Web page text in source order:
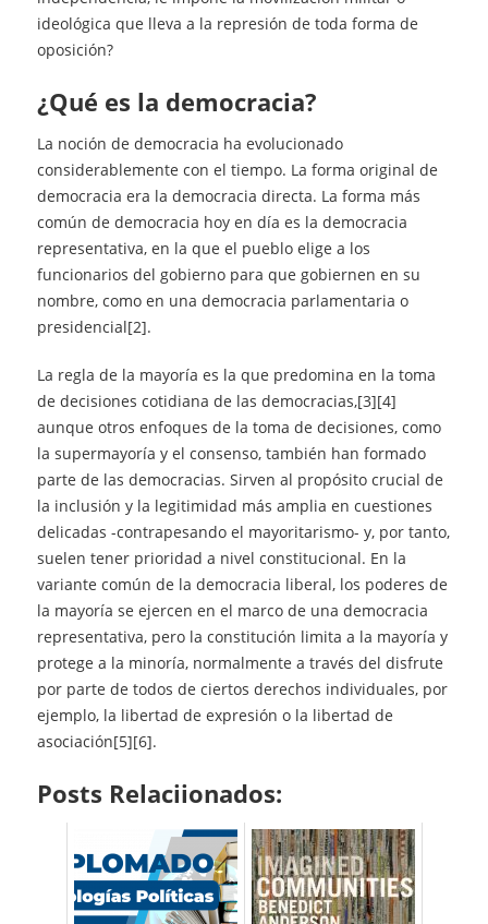
ideológica que lleva a la represión de toda forma de
oposición?
¿qué es la democracia?
La noción de democracia ha evolucionado
considerablemente con el tiempo. La forma original de
democracia era la democracia directa. La forma más
común de democracia hoy en día es la democracia
representativa, en la que el pueblo elige a los
funcionarios del gobierno para que gobiernen en su
nombre, como en una democracia parlamentaria o
presidencial[2].
La regla de la mayoría es la que predomina en la toma
de decisiones cotidiana de las democracias,[3][4]
aunque otros enfoques de la toma de decisiones, como
la supermayoría y el consenso, también han formado
parte de las democracias. Sirven al propósito crucial de
la inclusión y la legitimidad más amplia en cuestiones
delicadas -contrapesando el mayoritarismo- y, por tanto,
suelen tener prioridad a nivel constitucional. En la
variante común de la democracia liberal, los poderes de
la mayoría se ejercen en el marco de una democracia
representativa, pero la constitución limita a la mayoría y
protege a la minoría, normalmente a través del disfrute
por parte de todos de ciertos derechos individuales, por
ejemplo, la libertad de expresión o la libertad de
asociación[5][6].
Posts Relaciionados: